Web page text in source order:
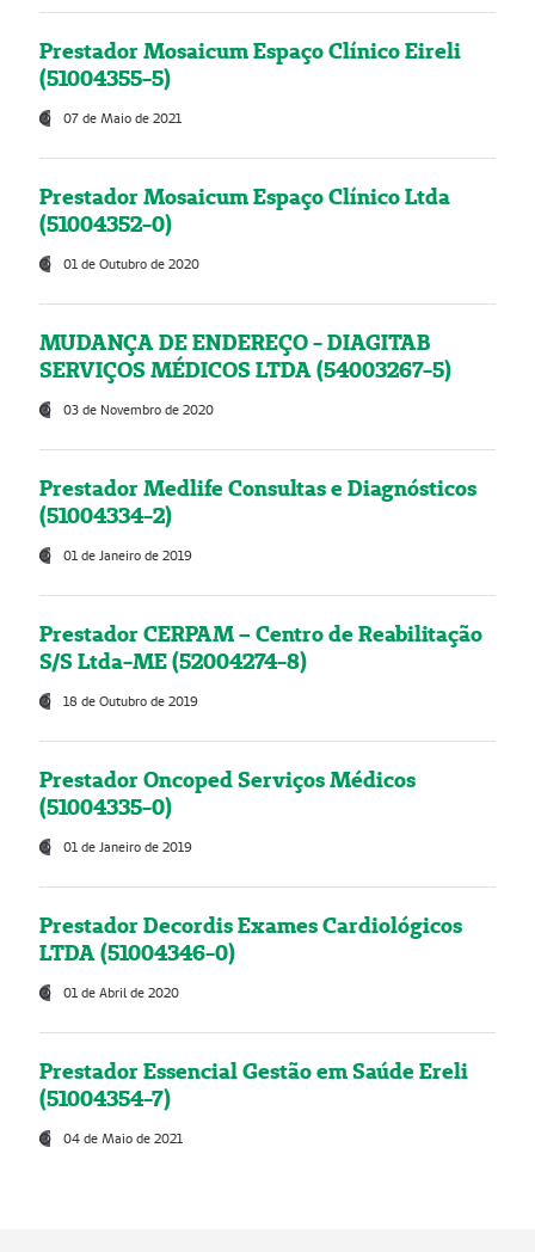
Prestador Mosaicum Espaço Clínico Eireli
(51004355-5)
07 de Maio de 2021
Prestador Mosaicum Espaço Clínico Ltda
(51004352-0)
01 de Outubro de 2020
MUDANÇA DE ENDEREÇO - DIAGITAB
SERVIÇOS MÉDICOS LTDA (54003267-5)
03 de Novembro de 2020
Prestador Medlife Consultas e Diagnósticos
(51004334-2)
01 de Janeiro de 2019
Prestador CERPAM – Centro de Reabilitação
S/S Ltda-ME (52004274-8)
18 de Outubro de 2019
Prestador Oncoped Serviços Médicos
(51004335-0)
01 de Janeiro de 2019
Prestador Decordis Exames Cardiológicos
LTDA (51004346-0)
01 de Abril de 2020
Prestador Essencial Gestão em Saúde Ereli
(51004354-7)
04 de Maio de 2021